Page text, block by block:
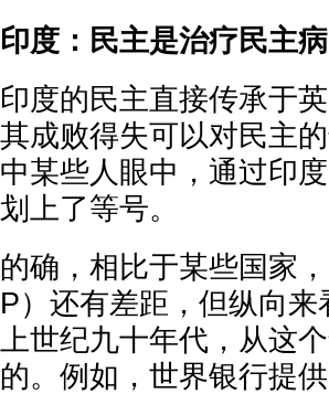
印度：民主是治疗民主
印度的民主直接传承于
其成败得失可以对民主
中某些人眼中，通过印
划上了等号。
的确，相比于某些国家
P）还有差距，但纵向
上世纪九十年代，从这
的。例如，世界银行提